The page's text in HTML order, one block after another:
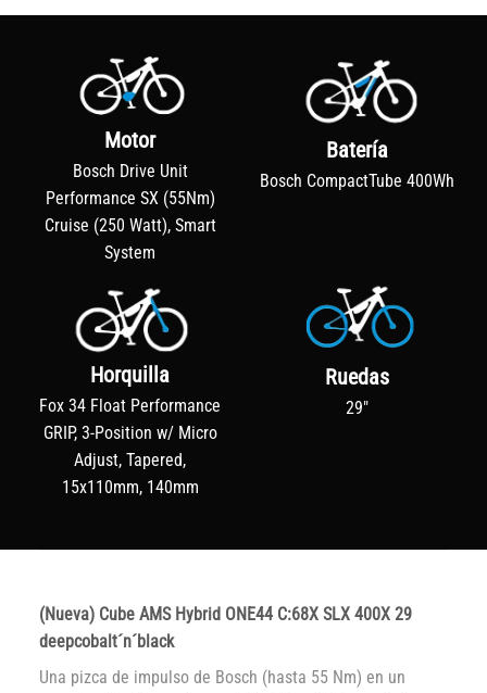
Motor
Bosch Drive Unit
Performance SX (55Nm)
Cruise (250 Watt), Smart
System
Batería
Bosch CompactTube 400Wh
Horquilla
Fox 34 Float Performance
GRIP, 3-Position w/ Micro
Adjust, Tapered,
15x110mm, 140mm
Ruedas
29"
(Nueva) Cube AMS Hybrid ONE44 C:68X SLX 400X 29
deepcobalt´n´black
Una pizca de impulso de Bosch (hasta 55 Nm) en un